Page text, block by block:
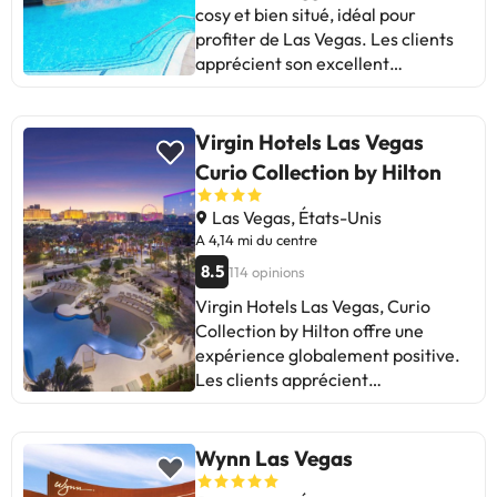
cosy et bien situé, idéal pour
profiter de Las Vegas. Les clients
apprécient son excellent
signalent des problèmes de
propreté, du bruit dans les
chambres et des difficultés
d'enregistrement. Malgré cela, la
plupart rapportent une expérience
agréable et positive. En bref, c'est
un endroit pratique et amusant,
parfait pour ceux qui cherchent à
profiter de la ville.
Virgin Hotels Las Vegas
Curio Collection by Hilton
Las Vegas, États-Unis
A 4,14 mi du centre
8.5 114 opinions
Virgin Hotels Las Vegas, Curio
Collection by Hilton offre une
expérience globalement positive.
Les clients apprécient
Certains évoquent des problèmes
avec le nettoyage des chambres et
Wynn Las Vegas